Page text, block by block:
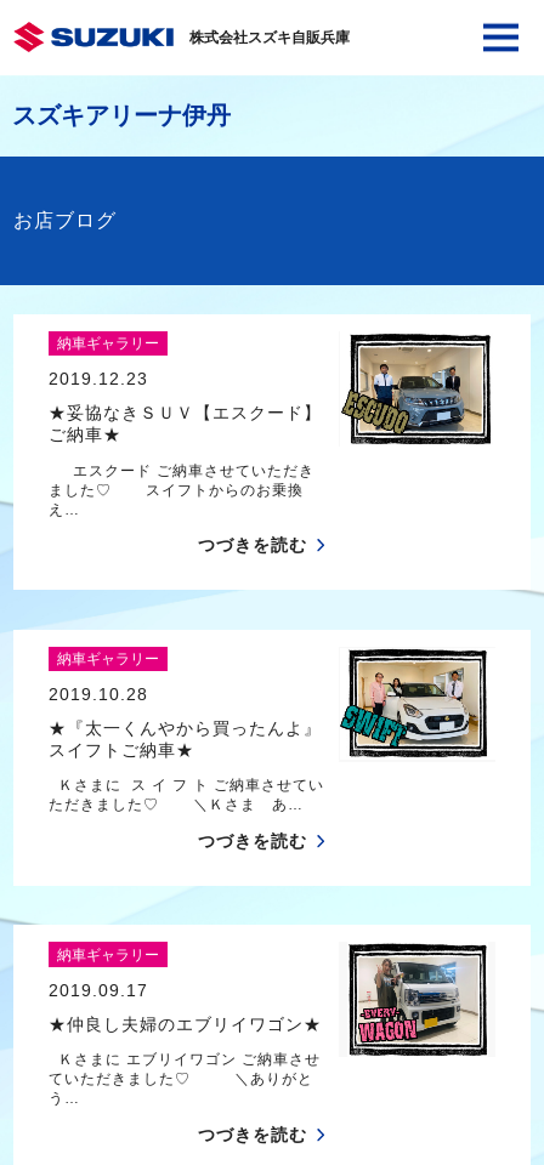
株式会社スズキ自販兵庫
スズキアリーナ伊丹
お店ブログ
納車ギャラリー
2019.12.23
★妥協なきＳＵＶ【エスクード】
ご納車★
エスクード ご納車させていただき
ました♡ スイフトからのお乗換
え…
つづきを読む
納車ギャラリー
2019.10.28
★『太一くんやから買ったんよ』
スイフトご納車★
Ｋさまに ス イ フ ト ご納車させてい
ただきました♡ ＼Ｋさま あ…
つづきを読む
納車ギャラリー
2019.09.17
★仲良し夫婦のエブリイワゴン★
Ｋさまに エブリイワゴン ご納車させ
ていただきました♡ ＼ありがと
う…
つづきを読む